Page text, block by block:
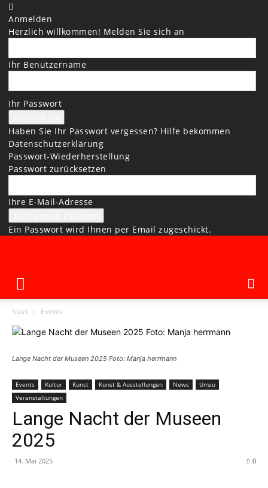
Anmelden
Herzlich willkommen! Melden Sie sich an
Ihr Benutzername
Ihr Passwort
Haben Sie Ihr Passwort vergessen? Hilfe bekommen
Datenschutzerklärung
Passwort-Wiederherstellung
Passwort zurücksetzen
Ihre E-Mail-Adresse
Ein Passwort wird Ihnen per Email zugeschickt.
Start Events
Lange Nacht der Museen 2025 Foto: Manja herrmann
Events Kultur Kunst Kunst & Ausstellungen News
Umzu
Veranstaltungen
Lange Nacht der Museen
2025
14. Mai 2025 0